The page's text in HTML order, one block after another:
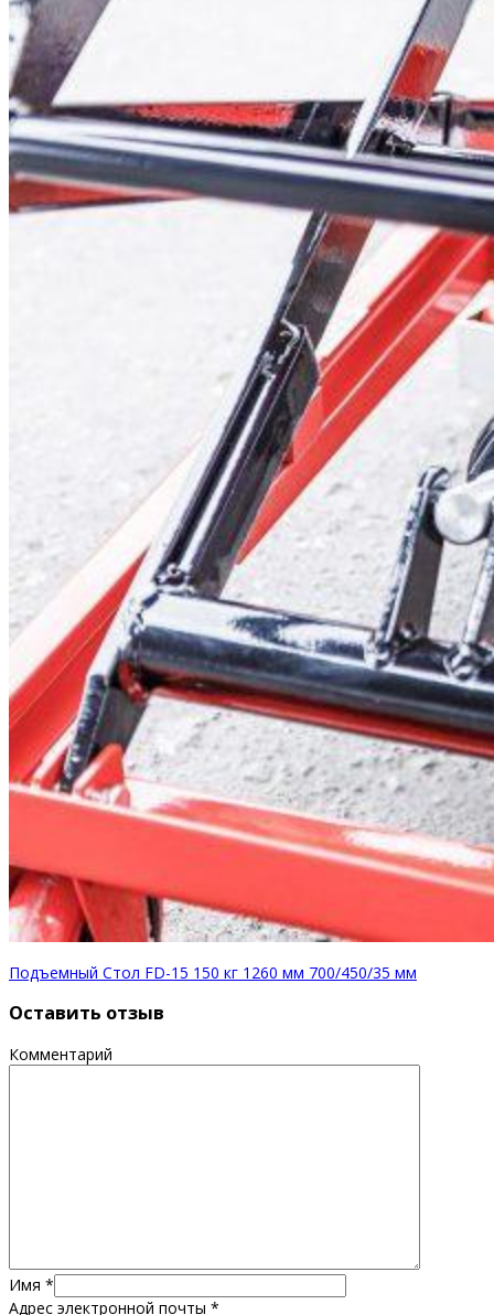
Подъемный Стол FD-15 150 кг 1260 мм 700/450/35 мм
Оставить отзыв
Комментарий
Имя *
Адрес электронной почты *